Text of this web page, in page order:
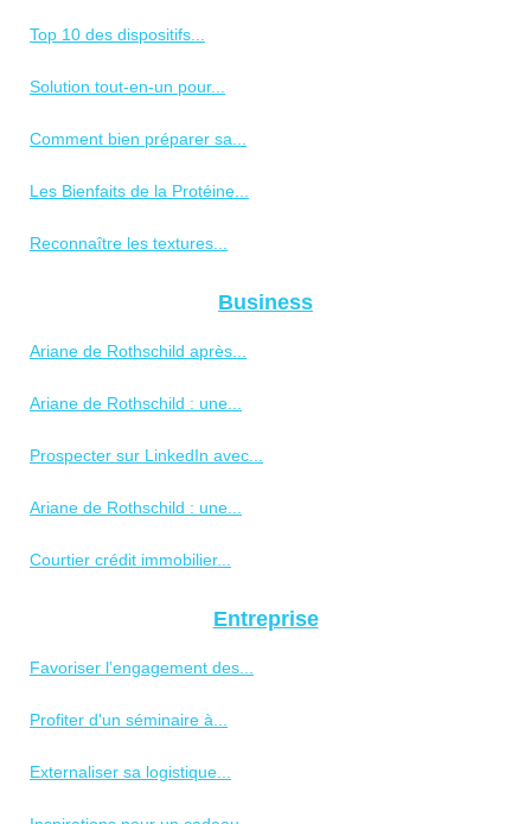
Top 10 des dispositifs...
Solution tout-en-un pour...
Comment bien préparer sa...
Les Bienfaits de la Protéine...
Reconnaître les textures...
Business
Ariane de Rothschild après...
Ariane de Rothschild : une...
Prospecter sur LinkedIn avec...
Ariane de Rothschild : une...
Courtier crédit immobilier...
Entreprise
Favoriser l’engagement des...
Profiter d'un séminaire à...
Externaliser sa logistique...